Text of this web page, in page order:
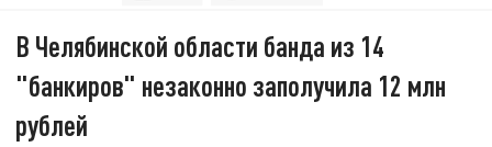
В Челябинской области банда из 14
"банкиров" незаконно заполучила 12 млн
рублей